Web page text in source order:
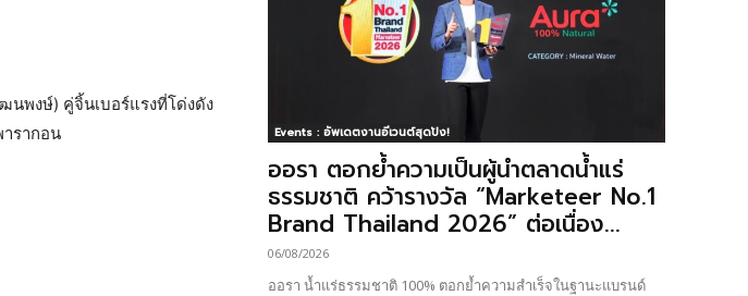
พงษ์) คู่จิ้นเบอร์แรงที่โด่งดัง
รากอน
Events : อัพเดตงานอีเวนต์สุดปัง!
ออรา ตอกย้ำความเป็นผู้นำตลาดน้ำแร่
ธรรมชาติ คว้ารางวัล “Marketeer No.1
Brand Thailand 2026” ต่อเนื่อง...
06/08/2026
ออรา น้ำแร่ธรรมชาติ 100% ตอกย้ำความสำเร็จในฐานะแบรนด์